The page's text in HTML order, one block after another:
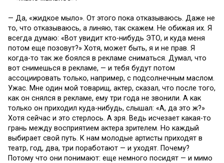
— Да, «жидкое мыло». От этого пока отказываюсь. Даже не
то, что отказываюсь, а линяю, так скажем. Не обижая их. Я
всегда думаю: «Вот увидит кто-нибудь ЭТО, и куда меня
потом еще позовут?» Хотя, может быть, я и не прав. Я
когда-то так же боялся в рекламе сниматься. Думал, что
вот снимешься в рекламе, — и тебя будут потом
ассоциировать только, например, с подсолнечным маслом.
Ужас. Мне один мой товарищ, актер, сказал, что после того,
как он снялся в рекламе, ему три года не звонили. А как
только он приходил куда-нибудь, слышал: «А, да это ж?»
Хотя сейчас и это стерлось. А зря. Ведь исчезает какая-то
грань между восприятием актера зрителем. Но каждый
выбирает свой путь. К нам молодые артисты приходят в
театр, год, два, три поработают — и уходят. Почему?
Потому что они понимают: еще немного посидят — и мимо